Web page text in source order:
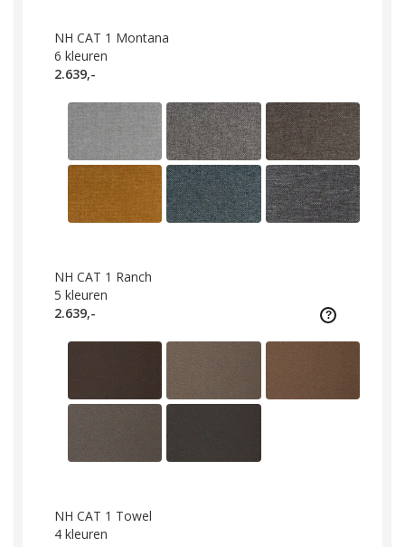
NH CAT 1 Montana
6 kleuren
2.639,-
NH CAT 1 Ranch
5 kleuren
2.639,-
NH CAT 1 Towel
4 kleuren